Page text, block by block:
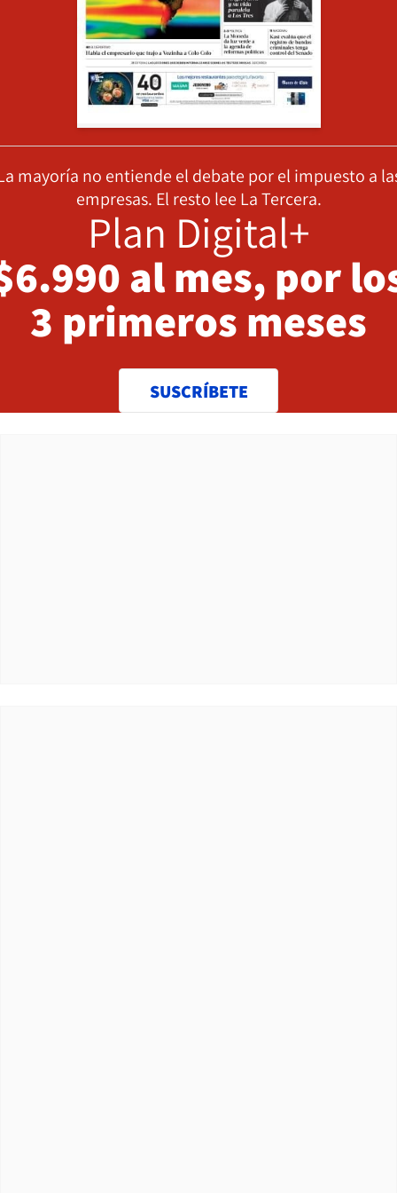
mayoría no entiende el debate por el impuesto a
empresas. El resto lee La Tercera.
Plan Digital+
al mes, por
3 primeros meses
SUSCRÍBETE